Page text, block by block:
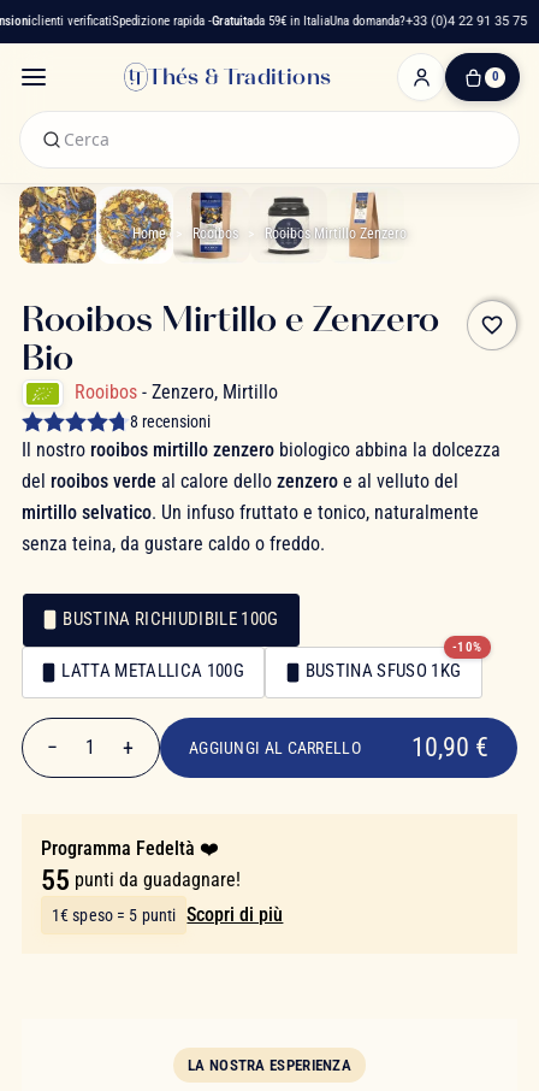
clienti verificatiSpedizione rapida -Gratuitada 59€ in ItaliaUna domanda?+33 (0)4 22 91 35 75
Thés & Traditions 0
0
Mio
Home Rooibos Rooibos Mirtillo Zenzero
favorite_border
Rooibos Mirtillo e Zenzero
Bio
Rooibos - Zenzero, Mirtillo
8 recensioni
Il nostro rooibos mirtillo zenzerobiologico abbina la dolcezza
del rooibos verde al calore dello zenzeroe al velluto del
mirtillo selvatico. Un infuso fruttato e tonico, naturalmente
senza teina, da gustare caldo o freddo.
Confezionamento
Confezionamento
BUSTINA RICHIUDIBILE 100G
LATTA METALLICA 100G BUSTINA SFUSO 1KG
-10%
10,90 €
− 1 + AGGIUNGI AL CARRELLO 10,90 €
Programma Fedeltà ❤️
55 punti da guadagnare!
1€ speso = 5 punti Scopri di più
LA NOSTRA ESPERIENZA